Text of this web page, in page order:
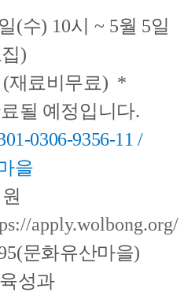
일(수) 10시 ~ 5월 5일
)
(재료비무료) *
될 예정입니다.
0306-9356-11 /
을
apply.wolbong.org/
문화유산마을)
성과